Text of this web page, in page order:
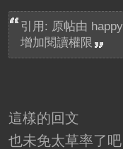
引用: 原帖由
增加閱讀權限
這樣的回文
也未免太草率了吧